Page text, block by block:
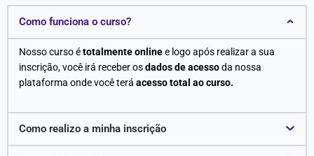
Como funciona o curso?
Nosso curso étotalmente onlinee logo após realizar a sua
inscrição, você irá receber osdados de acessoda nossa
plataforma onde você terá acesso total ao curso.
Como realizo a minha inscrição